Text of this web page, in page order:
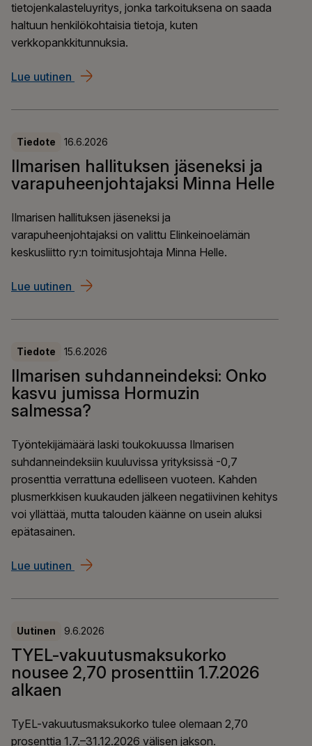
tietojenkalasteluyritys, jonka tarkoituksena on saada
haltuun henkilökohtaisia tietoja, kuten
verkkopankkitunnuksia.
Lue uutinen ​​Ilmarisen nimissä lähetetty huijausviestejä​
Tiedote 16.6.2026
Ilmarisen hallituksen jäseneksi ja
varapuheenjohtajaksi Minna Helle
Ilmarisen hallituksen jäseneksi ja
varapuheenjohtajaksi on valittu Elinkeinoelämän
keskusliitto ry:n toimitusjohtaja Minna Helle.
Lue uutinen Ilmarisen hallituksen jäseneksi ja
Tiedote 15.6.2026
Ilmarisen suhdanneindeksi: Onko
kasvu jumissa Hormuzin
salmessa?
Työntekijämäärä laski toukokuussa Ilmarisen
suhdanneindeksiin kuuluvissa yrityksissä -0,7
prosenttia verrattuna edelliseen vuoteen. Kahden
plusmerkkisen kuukauden jälkeen negatiivinen kehitys
voi yllättää, mutta talouden käänne on usein aluksi
epätasainen.
Lue uutinen Ilmarisen suhdanneindeksi: Onko kasvu
Uutinen 9.6.2026
TYEL-vakuutusmaksukorko
nousee 2,70 prosenttiin 1.7.2026
alkaen
TyEL-vakuutusmaksukorko tulee olemaan 2,70
prosenttia 1.7.–31.12.2026 välisen jakson.